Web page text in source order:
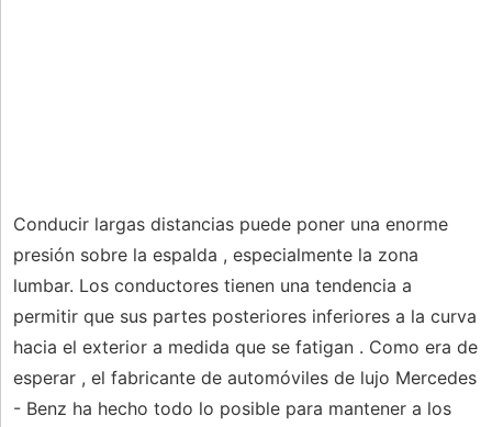
Conducir largas distancias puede poner una enorme
presión sobre la espalda , especialmente la zona
lumbar. Los conductores tienen una tendencia a
permitir que sus partes posteriores inferiores a la curva
hacia el exterior a medida que se fatigan . Como era de
esperar , el fabricante de automóviles de lujo Mercedes
- Benz ha hecho todo lo posible para mantener a los